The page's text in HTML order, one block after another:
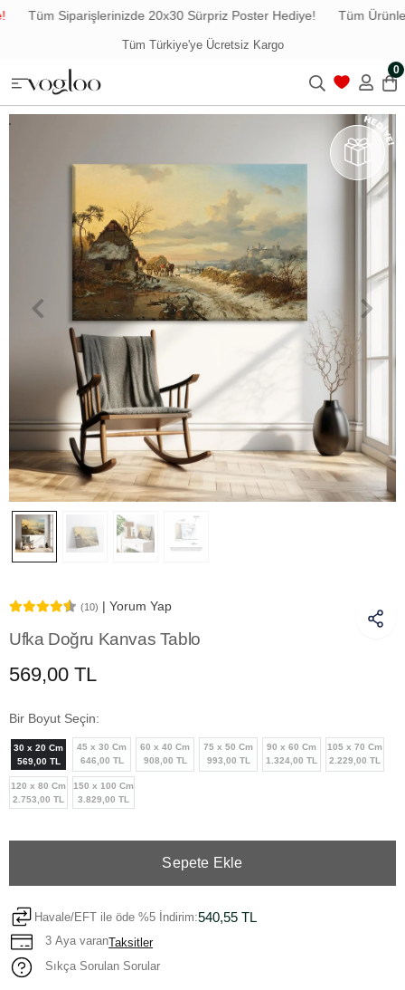
Tüm Siparişlerinizde 20x30 Sürpriz Poster Hediye! Tüm
Tüm Türkiye'ye Ücretsiz Kargo
0
(10) | Yorum Yap
Ufka Doğru Kanvas Tablo
569,00 TL
Bir Boyut Seçin:
30 x 20 Cm
569,00 TL
45 x 30 Cm
646,00 TL
60 x 40 Cm
908,00 TL
75 x 50 Cm
993,00 TL
90 x 60 Cm
1.324,00 TL
105 x 70 Cm
2.229,00 TL
120 x 80 Cm
2.753,00 TL
150 x 100 Cm
3.829,00 TL
Sepete Ekle
Havale/EFT ile öde %5 İndirim:540,55 TL
3 Aya varanTaksitler
Sıkça Sorulan Sorular